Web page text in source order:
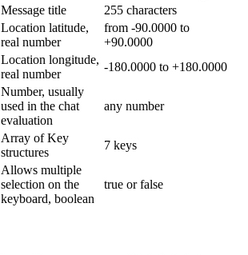
Message title
255 characters
Location latitude,
real number
from -90.0000 to
+90.0000
Location longitude,
real number
-180.0000 to +180.0000
Number, usually
used in the chat
evaluation
any number
Array of Key
structures
7 keys
Allows multiple
selection on the
keyboard, boolean
true or false